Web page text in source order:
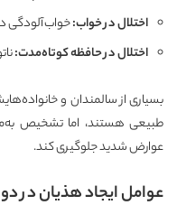
اختلال در خواب:خواب‌آلودگی
اختلال در حافظه کوتاه‌مدت:
بسیاری از سالمندان و
طبیعی هستند، اما تشخیص
عوارض شدید جلوگیری کند.
عوامل ایجاد هذیان در